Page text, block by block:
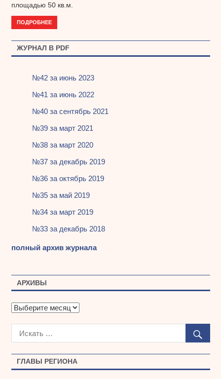
ГЛАВЫ РЕГИОНА
площадью 50 кв.м.
ПОДРОБНЕЕ
ЖУРНАЛ В PDF
№42 за июнь 2023
№41 за июнь 2022
№40 за сентябрь 2021
№39 за март 2021
№38 за март 2020
№37 за декабрь 2019
№36 за октябрь 2019
№35 за май 2019
№34 за март 2019
№33 за декабрь 2018
полный архив журнала
АРХИВЫ
А
х
ы